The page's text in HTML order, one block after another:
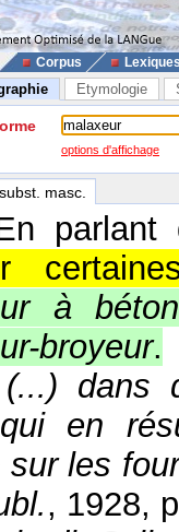
Corpus
Etymologie
options d'affichage
, subst. masc.
parlant
à
broyeur.
dans
en
sur les
, 1928,